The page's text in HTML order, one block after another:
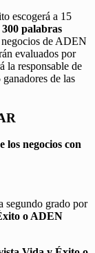
escogerá a 15
300 palabras
negocios de ADEN
evaluados por
la responsable de
de las
los negocios con
segundo grado por
o ADEN